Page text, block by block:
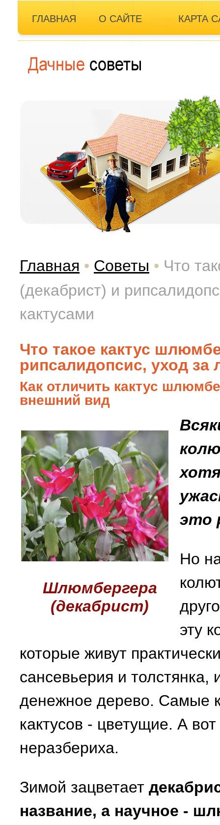
ГЛАВНАЯ О САЙТЕ КАРТА
Главная • Советы • Что
(декабрист) и
кактусами
Что такое кактус
рипсалидопсис, уход за
Как отличить кактус
внешний вид
Шлюмбергера
(декабрист)
это
Но
эту
которые живут
сансевьерия и толстянка,
денежное дерево. Самые
кактусов - цветущие. А
неразбериха.
Зимой зацветает
название, а научное -